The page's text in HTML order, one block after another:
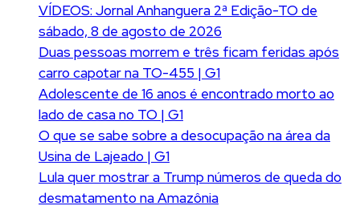
VÍDEOS: Jornal Anhanguera 2ª Edição-TO de
sábado, 8 de agosto de 2026
Duas pessoas morrem e três ficam feridas após
carro capotar na TO-455 | G1
Adolescente de 16 anos é encontrado morto ao
lado de casa no TO | G1
O que se sabe sobre a desocupação na área da
Usina de Lajeado | G1
Lula quer mostrar a Trump números de queda do
desmatamento na Amazônia